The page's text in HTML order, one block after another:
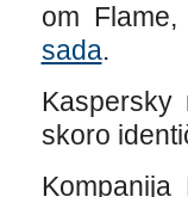
om
sada.
skoro